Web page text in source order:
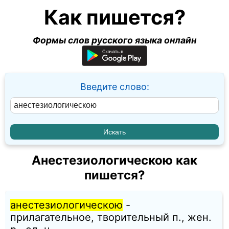
Как пишется?
Формы слов русского языка онлайн
Введите слово:
Анестезиологическою как
пишется?
анестезиологическою -
прилагательное, творительный п., жен.